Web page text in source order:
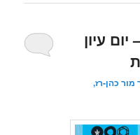
עיון
מור כהן-רז,